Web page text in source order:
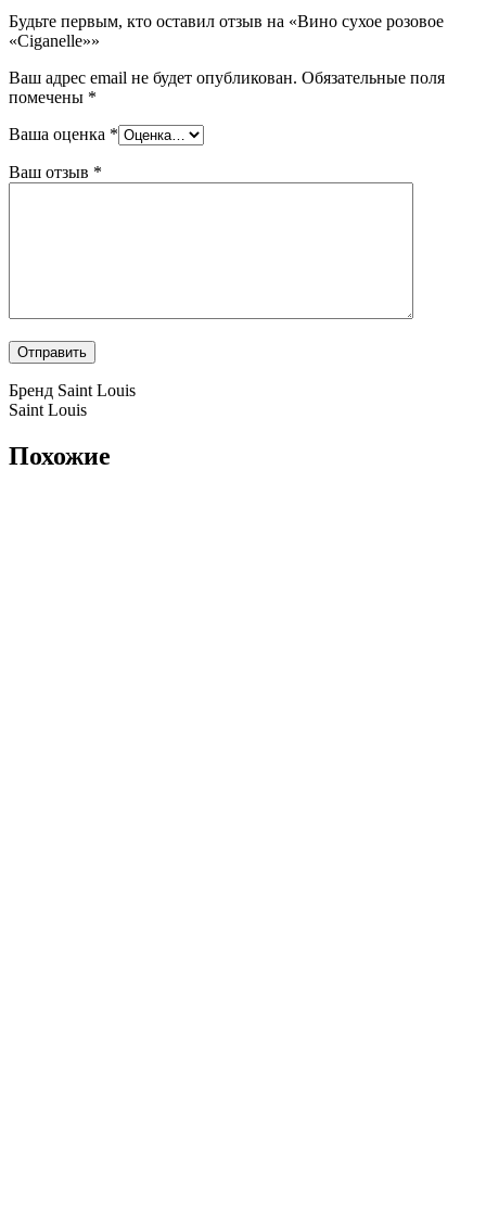
Будьте первым, кто оставил отзыв на «Вино сухое розовое
«Ciganelle»»
Ваш адрес email не будет опубликован. Обязательные поля
помечены *
Ваша оценка *
Ваш отзыв *
Бренд Saint Louis
Saint Louis
Похожие